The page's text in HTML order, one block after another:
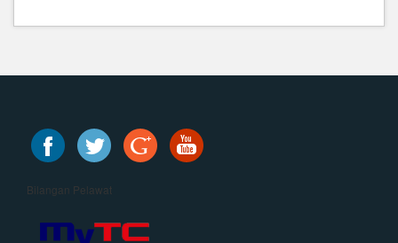
Bilangan Pelawat